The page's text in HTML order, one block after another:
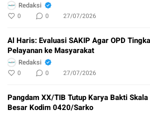
Redaksi
0 0 27/07/2026
Al Haris: Evaluasi SAKIP Agar OPD
Pelayanan ke Masyarakat
Redaksi
0 0 27/07/2026
Pangdam XX/TIB Tutup Karya Bakti Skala
Besar Kodim 0420/Sarko